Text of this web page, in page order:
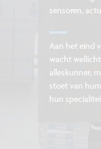
sensoren,
Aan het eind
wacht
alleskunner,
stoet van
hun